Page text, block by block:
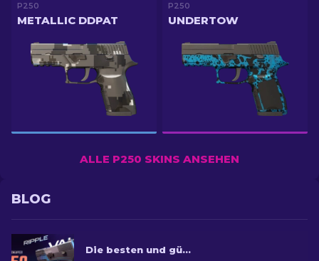
P250
METALLIC DDPAT
P250
UNDERTOW
ALLE P250 SKINS ANSEHEN
BLOG
Die besten und günstigsten P250-Skins in CS2 [2026]